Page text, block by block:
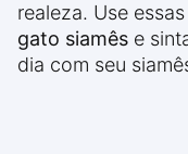
realeza. Use essas
gato siamês e
dia com seu